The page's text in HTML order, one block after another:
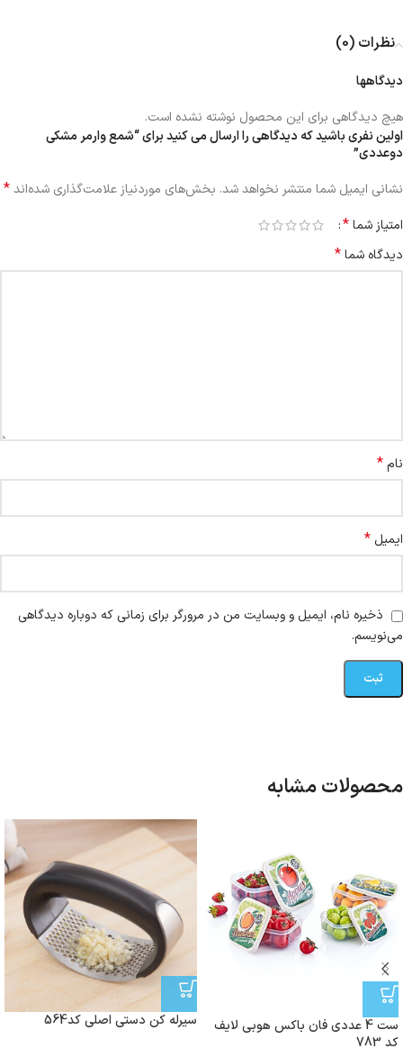
نظرات (0)
دیدگاهها
هیچ دیدگاهی برای این محصول نوشته نشده است.
اولین نفری باشید که دیدگاهی را ارسال می کنید برای “شمع وارمر مشکی
دوعددی”
نشانی ایمیل شما منتشر نخواهد شد. بخش‌های موردنیاز علامت‌گذاری شده‌اند*
امتیاز شما*
دیدگاه شما*
نام*
ایمیل *
ذخیره نام، ایمیل و وبسایت من در مرورگر برای زمانی که دوباره دیدگاهی
می‌نویسم.
محصولات مشابه
ست 4 عددی فان باکس هوبی لایف
کد 783
سیرله کن دستی اصلی کد564